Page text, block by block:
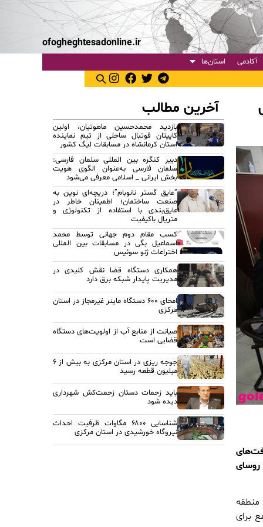
ofogheghtesadonline.ir
آکادمی استان‌ها
روسای
برای
آخرین مطالب
بازدید محمدحسین ماهوتیان، اولین
کاپیتان فوتبال ساحلی از تیم نماینده
استان کرمانشاه در مسابقات لیگ کشور
دبیر کنگره بین المللی سلمان فارسی:
سلمان فارسی به‌عنوان الگوی هویت
بخش ایرانی _ اسلامی معرفی می‌شود
“عایق گستر نانوبام”؛ دریچه‌ای نوین به
صنعت ساختمان؛ اطمینان خاطر در
عایق‌بندی با استفاده از تکنولوژی و
متریال باکیفیت
کسب مقام دوم جهانی توسط محمد
اسماعیل بگی در مسابقات بین المللی
اختراعات ژنو سوئیس
همکاری دستگاه قضا نقش کلیدی در
مدیریت پایدار شبکه برق دارد
امحای ۶۰۰ دستگاه ماینر غیرمجاز در استان
مرکزی
صیانت از منابع آب از اولویت‌های دستگاه
قضایی است
جوجه ریزی در استان مرکزی به بیش از ۶
میلیون قطعه رسید
باید زحمات دستان زحمت‌کش شهرداری
دیده شود
شناسایی ۶۸۰۰ مگاوات ظرفیت احداث
نیروگاه خورشیدی در استان مرکزی